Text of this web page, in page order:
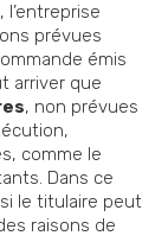
, l’entreprise
prévues
émis
arriver que
, non prévues
comme le
Dans ce
le titulaire peut
raisons de